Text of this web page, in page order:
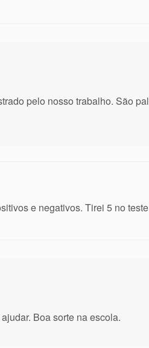
pelo nosso trabalho. São
e negativos. Tirei 5 no
Boa sorte na escola.